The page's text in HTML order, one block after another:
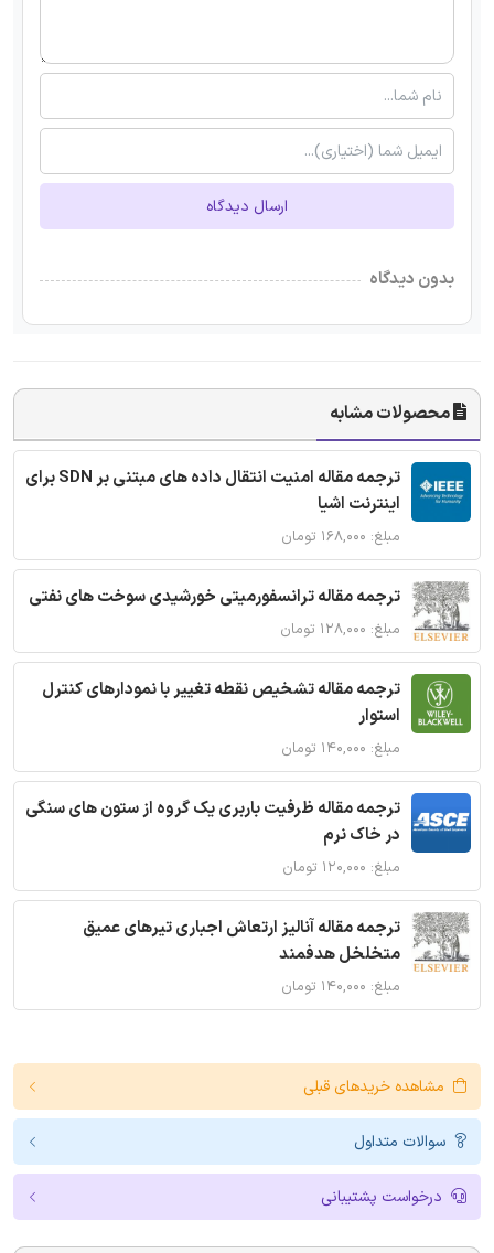
ارسال دیدگاه
بدون دیدگاه
محصولات مشابه
ترجمه مقاله امنیت انتقال داده های مبتنی بر SDN برای
اینترنت اشیا
مبلغ: ۱۶۸,۰۰۰ تومان
ترجمه مقاله ترانسفورمیتی خورشیدی سوخت های نفتی
مبلغ: ۱۲۸,۰۰۰ تومان
ترجمه مقاله تشخیص نقطه تغییر با نمودارهای کنترل
استوار
مبلغ: ۱۴۰,۰۰۰ تومان
ترجمه مقاله ظرفیت باربری یک گروه از ستون های سنگی
در خاک نرم
مبلغ: ۱۲۰,۰۰۰ تومان
ترجمه مقاله آنالیز ارتعاش اجباری تیرهای عمیق
متخلخل هدفمند
مبلغ: ۱۴۰,۰۰۰ تومان
مشاهده خریدهای قبلی
سوالات متداول
درخواست پشتیبانی